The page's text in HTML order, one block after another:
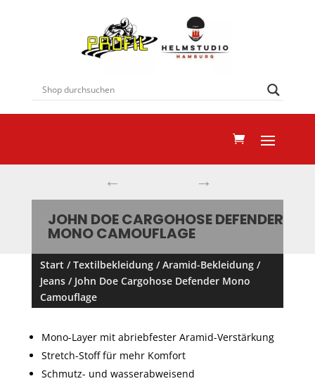
← →
JOHN DOE CARGOHOSE DEFENDER
MONO CAMOUFLAGE
Start /Textilbekleidung/Aramid-Bekleidung/
Jeans/ John Doe Cargohose Defender Mono
Camouflage
Mono-Layer mit abriebfester Aramid-Verstärkung
Stretch-Stoff für mehr Komfort
Schmutz- und wasserabweisend